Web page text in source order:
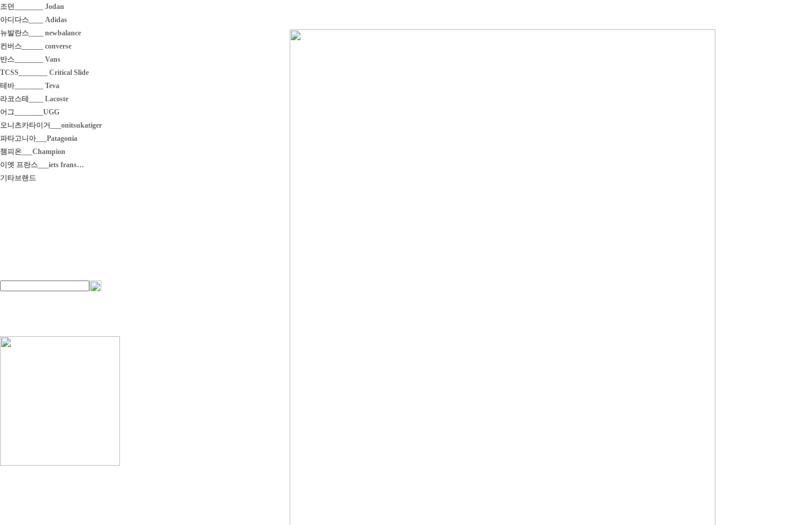
조던________ Jodan
아디다스____ Adidas
뉴발란스____ newbalance
컨버스______ converse
반스________ Vans
TCSS________ Critical Slide
테바________ Teva
라코스테____ Lacoste
어그________UGG
오니츠카타이거___onitsukatiger
파타고니아___Patagonia
챔피온___Champion
이엣 프란스___iets frans…
기타브랜드